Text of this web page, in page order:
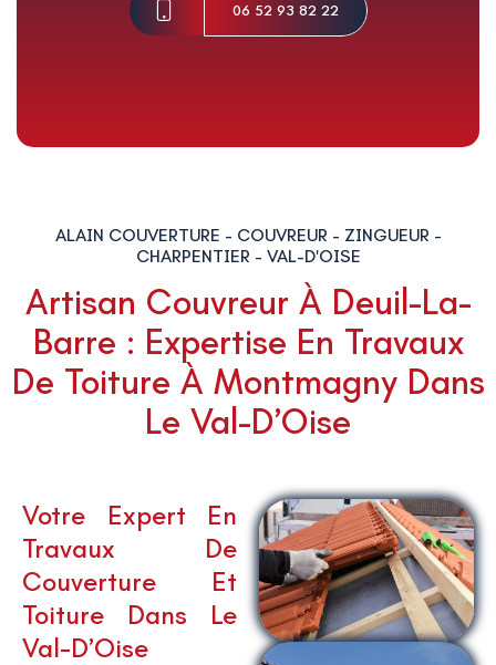
06 52 93 82 22
ALAIN COUVERTURE - COUVREUR - ZINGUEUR -
CHARPENTIER - VAL-D'OISE
Artisan Couvreur À Deuil-La-
Barre : Expertise En Travaux
De Toiture À Montmagny Dans
Le Val-D’Oise
Votre Expert En
Travaux De
Couverture Et
Toiture Dans Le
Val-D’Oise